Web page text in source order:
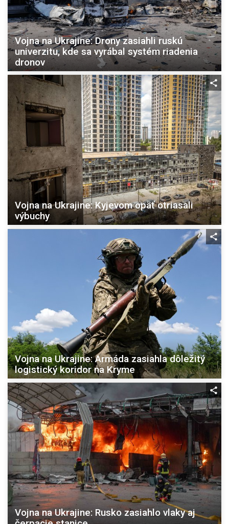
Vojna na Ukrajine: Drony zasiahli ruskú
univerzitu, kde sa vyrábal systém riadenia
dronov
Vojna na Ukrajine: Kyjevom opäť otriasali
výbuchy
Vojna na Ukrajine: Armáda zasiahla dôležitý
logistický koridor na Kryme
Vojna na Ukrajine: Rusko zasiahlo vlaky aj